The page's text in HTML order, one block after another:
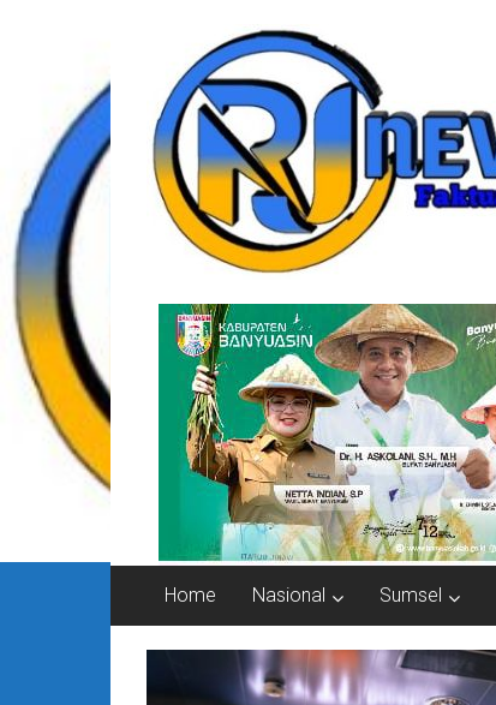
rjonlinenews.com
Faktual
Berimbang
dan
Terpercaya
Home Nasional Sumsel